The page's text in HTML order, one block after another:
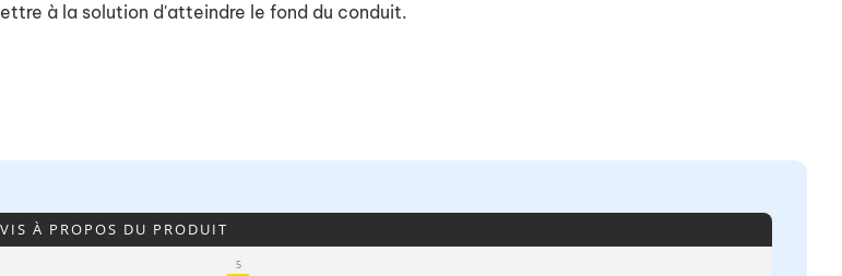
à la solution d'atteindre le fond du conduit.
À PROPOS DU PRODUIT
5